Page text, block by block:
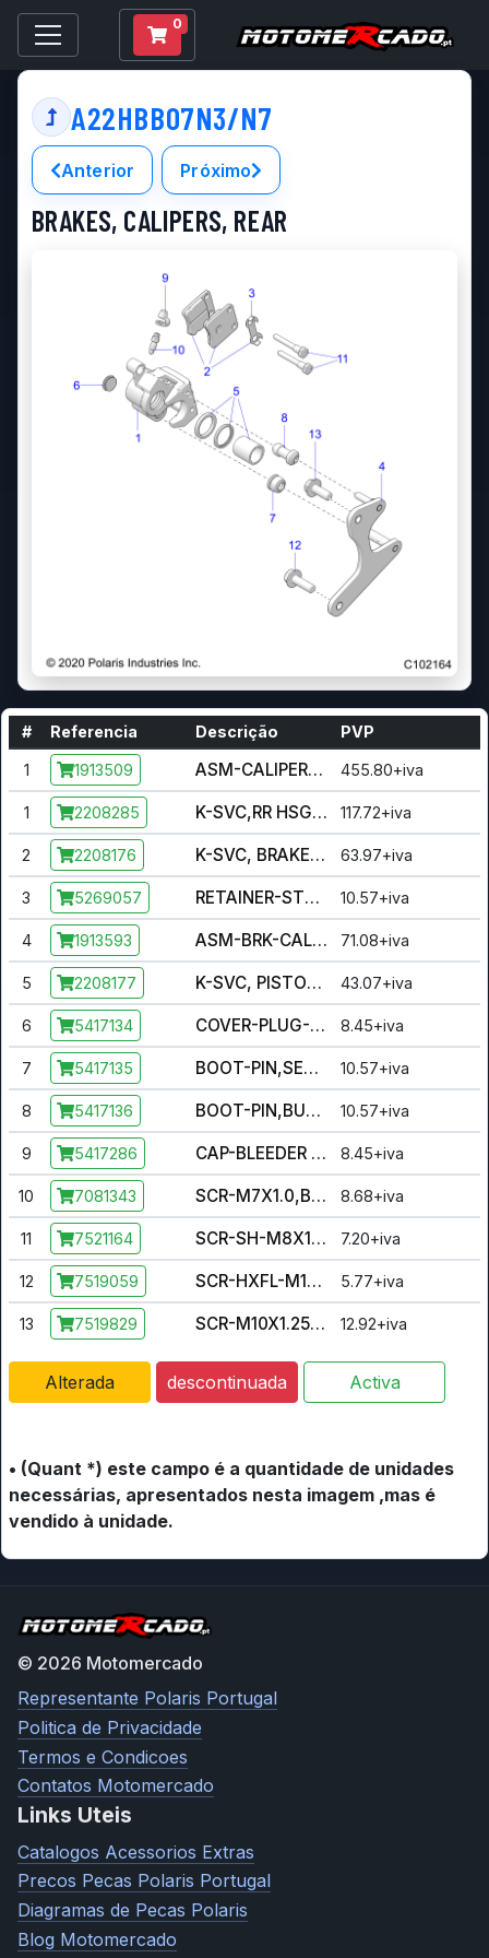
0
A22HBB07N3/N7
Anterior Próximo
BRAKES, CALIPERS, REAR
# Referencia Descrição PVP
1 1913509 ASM-CALIPER,RR,SB1.00 [INCL. 1-11] 455.80+iva
1 2208285 K-SVC,RR HSG,PSTN,SEALS,BLDR [INCL. 1,5,10] 117.72+iva
2 2208176 K-SVC, BRAKE PADS [INCL. 3] 63.97+iva
3 5269057 RETAINER-STEEL,PAD PIN 10.57+iva
4 1913593 ASM-BRK-CAL MNT,REAR 71.08+iva
5 2208177 K-SVC, PISTON AND SEALS 43.07+iva
6 5417134 COVER-PLUG-EPDM,70 DURO 8.45+iva
7 5417135 BOOT-PIN,SEAL,EPDM,50 DURO 10.57+iva
8 5417136 BOOT-PIN,BUSHING,EPDM,50 DURO 10.57+iva
9 5417286 CAP-BLEEDER SCRW,EP RUBBER 50 8.45+iva
10 7081343 SCR-M7X1.0,BLEEDER,OLIVE D 8.68+iva
11 7521164 SCR-SH-M8X1.25X51 8.8 ZOD 7.20+iva
12 7519059 SCR-HXFL-M10X1.25X30 8.8 ZOD 5.77+iva
13 7519829 SCR-M10X1.25X25 10.9 HXFL ZOD 12.92+iva
Alterada descontinuada Activa
• (Quant *) este campo é a quantidade de unidades
necessárias, apresentados nesta imagem ,mas é
vendido à unidade.
© 2026 Motomercado
Representante Polaris Portugal
Politica de Privacidade
Termos e Condicoes
Contatos Motomercado
Links Uteis
Catalogos Acessorios Extras
Precos Pecas Polaris Portugal
Diagramas de Pecas Polaris
Blog Motomercado